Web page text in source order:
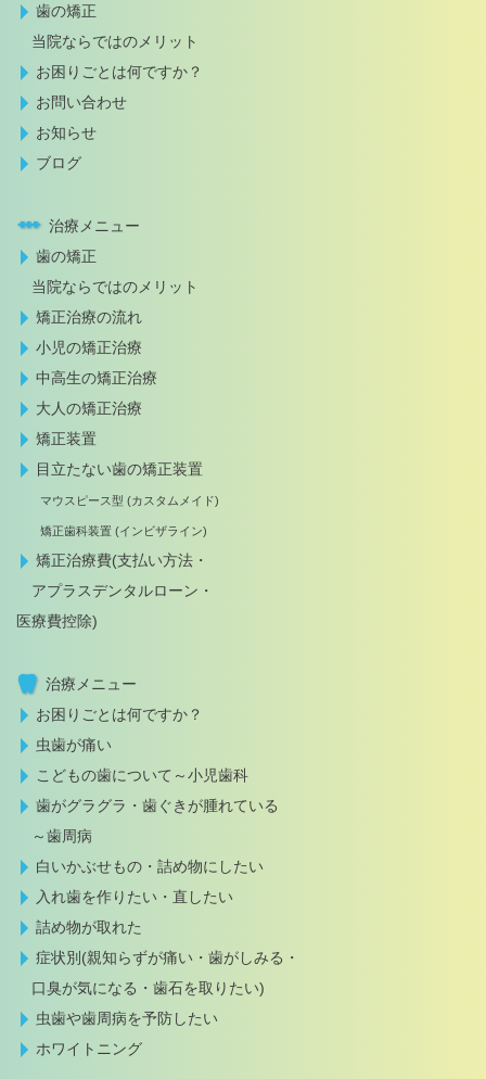
歯の矯正
当院ならではのメリット
お困りごとは何ですか？
お問い合わせ
お知らせ
ブログ
治療メニュー
歯の矯正
当院ならではのメリット
矯正治療の流れ
小児の矯正治療
中高生の矯正治療
大人の矯正治療
矯正装置
目立たない歯の矯正装置
マウスピース型 (カスタムメイド)
矯正歯科装置 (インビザライン)
矯正治療費(支払い方法・
アプラスデンタルローン・
医療費控除)
治療メニュー
お困りごとは何ですか？
虫歯が痛い
こどもの歯について～小児歯科
歯がグラグラ・歯ぐきが腫れている
～歯周病
白いかぶせもの・詰め物にしたい
入れ歯を作りたい・直したい
詰め物が取れた
症状別(親知らずが痛い・歯がしみる・
口臭が気になる・歯石を取りたい)
虫歯や歯周病を予防したい
ホワイトニング